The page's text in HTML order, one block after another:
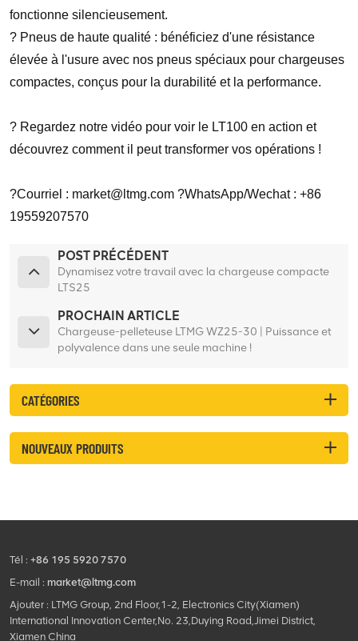
fonctionne silencieusement.
? Pneus de haute qualité : bénéficiez d'une résistance
élevée à l'usure avec nos pneus spéciaux pour chargeuses
compactes, conçus pour la durabilité et la performance.
? Regardez notre vidéo pour voir le LT100 en action et
découvrez comment il peut transformer vos opérations !
?Courriel : market@ltmg.com ?WhatsApp/Wechat : +86
19559207570
POST PRÉCÉDENT
Dynamisez votre travail avec la chargeuse compacte
LTS25
PROCHAIN ARTICLE
Chargeuse-pelleteuse LTMG WZ25-30 | Puissance et
polyvalence dans une seule machine !
CATÉGORIES
NOUVEAUX PRODUITS
Tél : +86 195 5920 7570
E-mail : market@ltmg.com
Ajouter : LTMG Group, 2nd Floor,1-2, Electronics City(Xiamen)
International Innovation Center,No. 23,Duying Road,Jimei District,
Xiamen China